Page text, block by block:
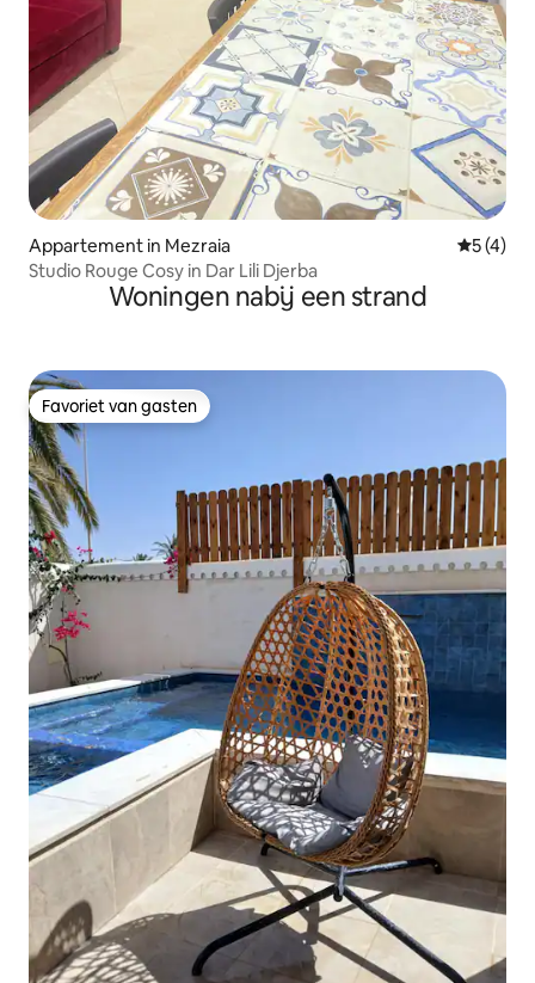
Appartement in Mezraia
5 (4)
Studio Rouge Cosy in Dar Lili Djerba
Woningen nabij een strand
Favoriet van gasten
Favoriet van gasten